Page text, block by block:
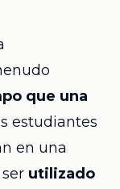
que una
estudiantes
en una
utilizado